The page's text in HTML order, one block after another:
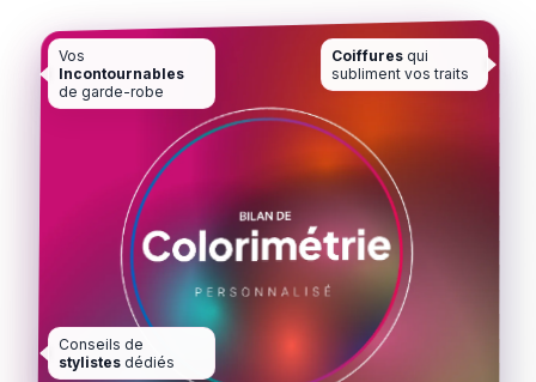
Vos
Incontournables
de garde-robe
Conseils de
stylistes dédiés
Coiffures qui
subliment vos traits